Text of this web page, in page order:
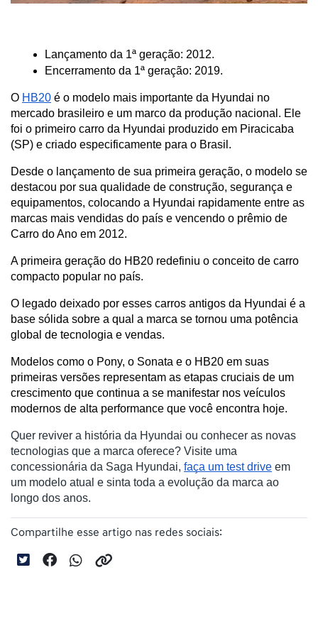
Lançamento da 1ª geração: 2012.
Encerramento da 1ª geração: 2019.
O HB20 é o modelo mais importante da Hyundai no
mercado brasileiro e um marco da produção nacional. Ele
foi o primeiro carro da Hyundai produzido em Piracicaba
(SP) e criado especificamente para o Brasil.
Desde o lançamento de sua primeira geração, o modelo se
destacou por sua qualidade de construção, segurança e
equipamentos, colocando a Hyundai rapidamente entre as
marcas mais vendidas do país e vencendo o prêmio de
Carro do Ano em 2012.
A primeira geração do HB20 redefiniu o conceito de carro
compacto popular no país.
O legado deixado por esses carros antigos da Hyundai é a
base sólida sobre a qual a marca se tornou uma potência
global de tecnologia e vendas.
Modelos como o Pony, o Sonata e o HB20 em suas
primeiras versões representam as etapas cruciais de um
crescimento que continua a se manifestar nos veículos
modernos de alta performance que você encontra hoje.
Quer reviver a história da Hyundai ou conhecer as novas
tecnologias que a marca oferece? Visite uma
concessionária da Saga Hyundai, faça um test drive em
um modelo atual e sinta toda a evolução da marca ao
longo dos anos.
Compartilhe esse artigo nas redes sociais: